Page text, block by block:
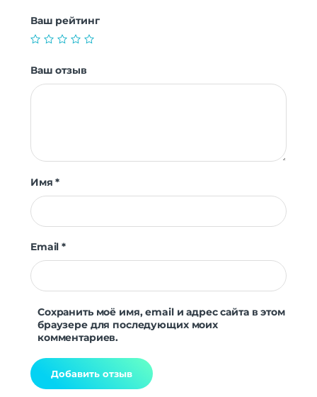
Ваш рейтинг
Ваш отзыв
Имя*
Email*
Сохранить моё имя, email и адрес сайта в этом
браузере для последующих моих
комментариев.